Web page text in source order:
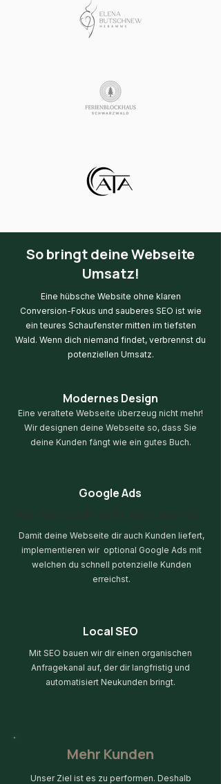
So bringt deine Webseite
Umsatz!
Eine hübsche Website ohne klaren
Conversion-Fokus und sauberes SEO ist wie
ein teures Schaufenster mitten im tiefsten
Wald. Wenn dich niemand findet, verbrennst du
potenziellen Umsatz.
Modernes Design
Eine veraltete Webseite überzeug nicht mehr!
Wir designen deine Webseite so, dass Sie
deine Kunden fängt wie ein gutes Buch.
Google Ads
Damit deine Webseite dir auch Kunden liefert,
implementieren wir optional Google Ads mit
welchen du schnell potenzielle Kunden
erreichst.
Local SEO
Mit SEO bauen wir dir einen organischen
Anfragekanal auf, der dir langfristig und
automatisiert Neukunden bringt.
Mehr Kunden
Unser Ziel ist es zu performen. Deshalb